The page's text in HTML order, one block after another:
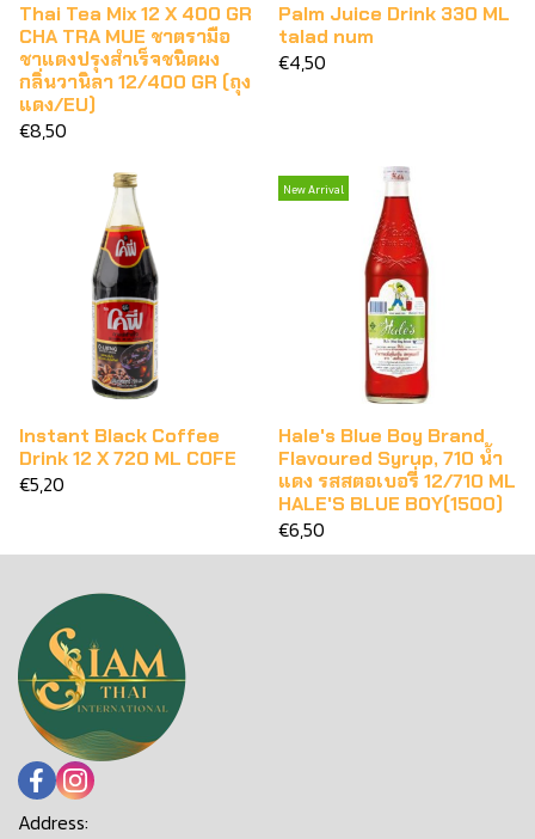
Thai Tea Mix 12 X 400 GR
CHA TRA MUE ชาตรามือ
ชาแดงปรุงสำเร็จชนิดผง
กลิ่นวานิลา 12/400 GR (ถุง
แดง/EU)
€8,50
Palm Juice Drink 330 ML
talad num
€4,50
Instant Black Coffee
Drink 12 X 720 ML COFE
€5,20
New Arrival
Hale's Blue Boy Brand
Flavoured Syrup, 710 น้ำ
แดง รสสตอเบอรี่ 12/710 ML
HALE'S BLUE BOY(1500)
€6,50
Address: